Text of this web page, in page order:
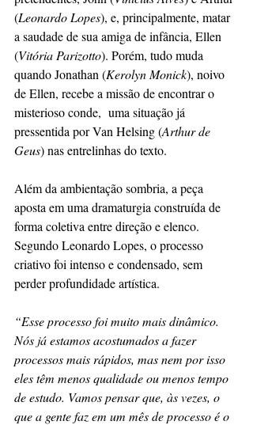
(Leonardo Lopes), e, principalmente, matar
a saudade de sua amiga de infância, Ellen
(Vitória Parizotto). Porém, tudo muda
quando Jonathan (Kerolyn Monick), noivo
de Ellen, recebe a missão de encontrar o
misterioso conde,  uma situação já
pressentida por Van Helsing (Arthur de
Geus) nas entrelinhas do texto.
Além da ambientação sombria, a peça
aposta em uma dramaturgia construída de
forma coletiva entre direção e elenco.
Segundo Leonardo Lopes, o processo
criativo foi intenso e condensado, sem
perder profundidade artística.
“Esse processo foi muito mais dinâmico.
Nós já estamos acostumados a fazer
processos mais rápidos, mas nem por isso
eles têm menos qualidade ou menos tempo
de estudo. Vamos pensar que, às vezes, o
que a gente faz em um mês de processo é o